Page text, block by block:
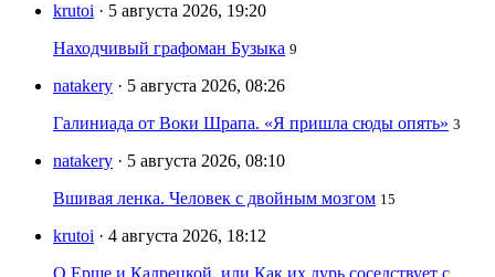
krutoi · 5 августа 2026, 19:20
Находчивый графоман Бузыка 9
natakery · 5 августа 2026, 08:26
Галиниада от Воки Шрапа. «Я пришла сюды опять» 3
natakery · 5 августа 2026, 08:10
Вшивая ленка. Человек с двойным мозгом 15
krutoi · 4 августа 2026, 18:12
О Ерше и Калрецкой, или Как их дурь соседствует с